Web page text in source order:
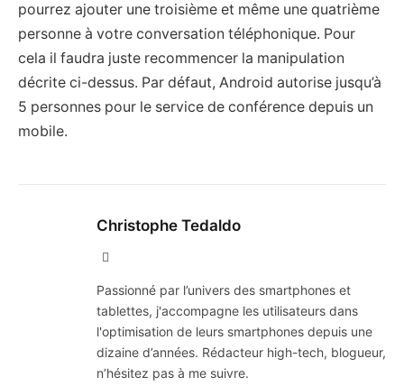
pourrez ajouter une troisième et même une quatrième
personne à votre conversation téléphonique. Pour
cela il faudra juste recommencer la manipulation
décrite ci-dessus. Par défaut, Android autorise jusqu’à
5 personnes pour le service de conférence depuis un
mobile.
Christophe Tedaldo
Passionné par l’univers des smartphones et
tablettes, j'accompagne les utilisateurs dans
l'optimisation de leurs smartphones depuis une
dizaine d’années. Rédacteur high-tech, blogueur,
n’hésitez pas à me suivre.